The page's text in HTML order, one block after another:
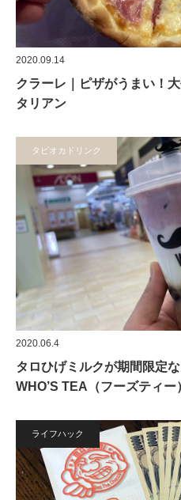
2020.09.14
クラーレ｜ピザがうまい！
タリアン
タピオカドリンク
2020.06.4
タロひげミルクが期間限定
WHO’S TEA（フーズティー
ライフハック